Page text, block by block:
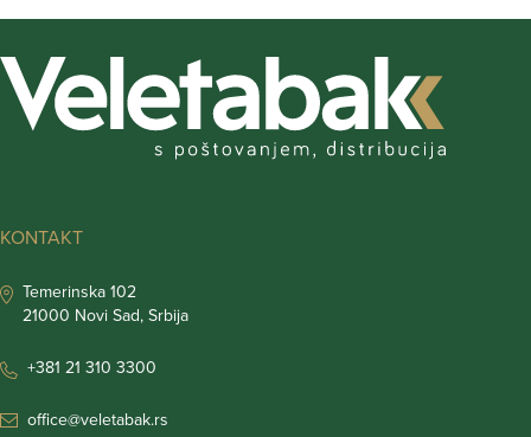
KONTAKT
Temerinska 102
21000 Novi Sad, Srbija
+381 21 310 3300
office@veletabak.rs